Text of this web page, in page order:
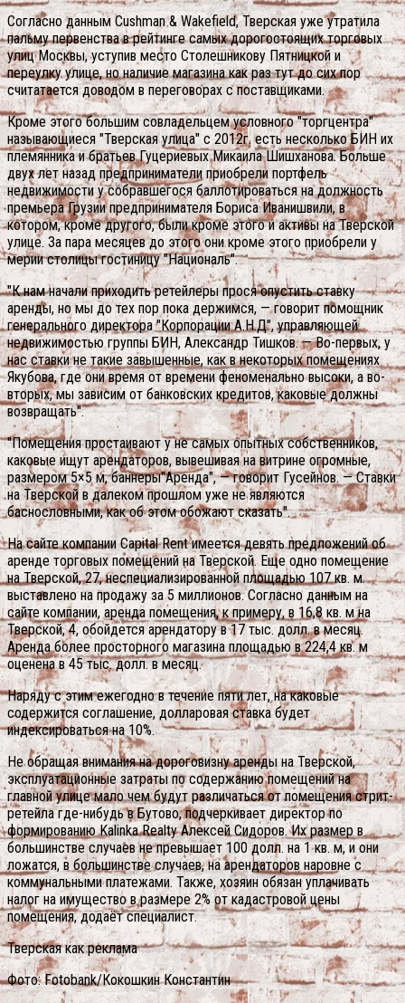
Согласно данным Cushman & Wakefield, Тверская уже утратила
пальму первенства в рейтинге самых дорогостоящих торговых
улиц Москвы, уступив место Столешникову Пятницкой и
переулку улице, но наличие магазина как раз тут до сих пор
считатается доводом в переговорах с поставщиками.
Кроме этого большим совладельцем условного "торгцентра"
называющиеся "Тверская улица" с 2012г. есть несколько БИН их
племянника и братьев Гуцериевых Микаила Шишханова. Больше
двух лет назад предприниматели приобрели портфель
недвижимости у собравшегося баллотироваться на должность
премьера Грузии предпринимателя Бориса Иванишвили, в
котором, кроме другого, были кроме этого и активы на Тверской
улице. За пара месяцев до этого они кроме этого приобрели у
мерии столицы гостиницу "Националь".
"К нам начали приходить ретейлеры прося опустить ставку
аренды, но мы до тех пор пока держимся, — говорит помощник
генерального директора "Корпорации А.Н.Д", управляющей
недвижимостью группы БИН, Александр Тишков. — Во-первых, у
нас ставки не такие завышенные, как в некоторых помещениях
Якубова, где они время от времени феноменально высоки, а во-
вторых, мы зависим от банковских кредитов, каковые должны
возвращать".
"Помещения простаивают у не самых опытных собственников,
каковые ищут арендаторов, вывешивая на витрине огромные,
размером 5×5 м, баннеры"Аренда", — говорит Гусейнов. — Ставки
на Тверской в далеком прошлом уже не являются
баснословными, как об этом обожают сказать".
На сайте компании Capital Rent имеется девять предложений об
аренде торговых помещений на Тверской. Еще одно помещение
на Тверской, 27, неспециализированной площадью 107 кв. м.
выставлено на продажу за 5 миллионов. Согласно данным на
сайте компании, аренда помещения, к примеру, в 16,8 кв. м на
Тверской, 4, обойдется арендатору в 17 тыс. долл. в месяц.
Аренда более просторного магазина площадью в 224,4 кв. м
оценена в 45 тыс. долл. в месяц.
Наряду с этим ежегодно в течение пяти лет, на каковые
содержится соглашение, долларовая ставка будет
индексироваться на 10%.
Не обращая внимания на дороговизну аренды на Тверской,
эксплуатационные затраты по содержанию помещений на
главной улице мало чем будут различаться от помещения стрит-
ретейла где-нибудь в Бутово, подчеркивает директор по
формированию Kalinka Realty Алексей Сидоров. Их размер в
большинстве случаев не превышает 100 долл. на 1 кв. м, и они
ложатся, в большинстве случаев, на арендаторов наровне с
коммунальными платежами. Также, хозяин обязан уплачивать
налог на имущество в размере 2% от кадастровой цены
помещения, додаёт специалист.
Тверская как реклама
Фото: Fotobank/Кокошкин Константин